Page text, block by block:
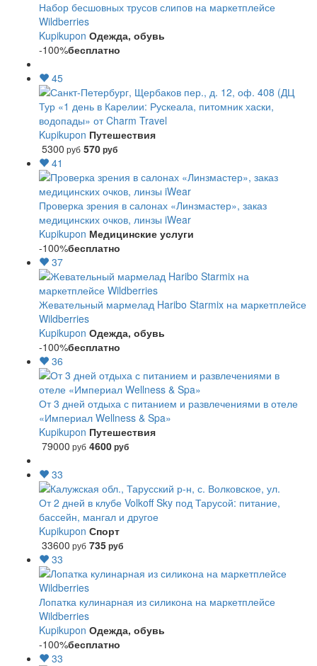
Набор бесшовных трусов слипов на маркетплейсе
Wildberries
Kupikupon Одежда, обувь
-100%бесплатно
45
Тур «1 день в Карелии: Рускеала, питомник хаски,
водопады» от Charm Travel
Kupikupon Путешествия
5300 руб 570руб
41
Проверка зрения в салонах «Линзмастер», заказ
медицинских очков, линзы iWear
Kupikupon Медицинские услуги
-100%бесплатно
37
Жевательный мармелад Haribo Starmix на маркетплейсе
Wildberries
Kupikupon Одежда, обувь
-100%бесплатно
36
От 3 дней отдыха с питанием и развлечениями в отеле
«Империал Wellness & Spa»
Kupikupon Путешествия
79000 руб 4600руб
33
От 2 дней в клубе Volkoff Sky под Тарусой: питание,
бассейн, мангал и другое
Kupikupon Спорт
33600 руб 735руб
33
Лопатка кулинарная из силикона на маркетплейсе
Wildberries
Kupikupon Одежда, обувь
-100%бесплатно
33